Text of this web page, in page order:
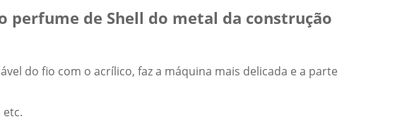
de Shell do metal da construção
do fio com o acrílico, faz a máquina mais delicada e a parte